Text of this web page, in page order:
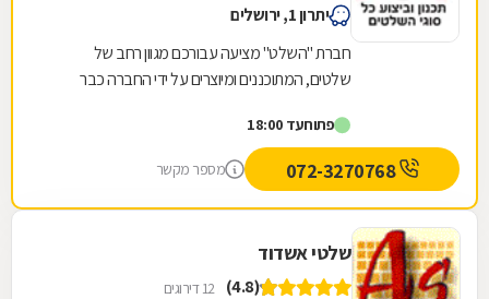
יתרון 1, ירושלים
חברת "השלט" מציעה עבורכם מגוון רחב של
שלטים, המתוכננים ומיוצרים על ידי החברה כבר
השלטים, ובכלל זה:...
פתוחעד 18:00
072-3270768 מספר מקשר
שלטי אשדוד
(4.8) 12 דירוגים